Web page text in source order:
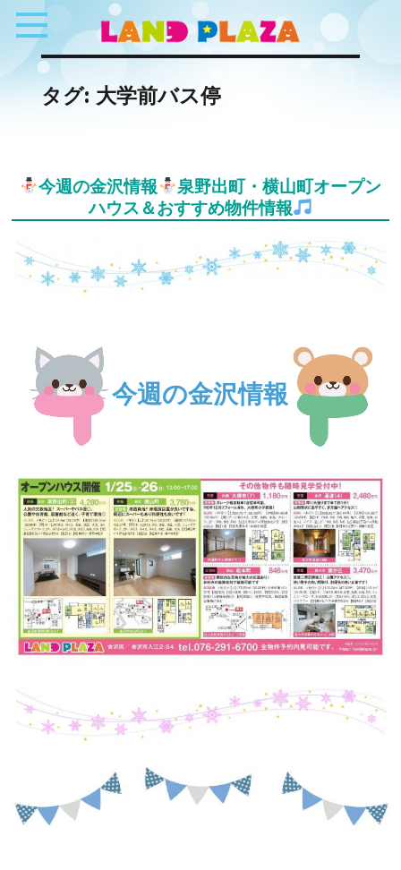
タグ: 大学前バス停
今週の金沢情報
泉野出町・横山町オープン
ハウス＆おすすめ物件情報
今週の金沢情報